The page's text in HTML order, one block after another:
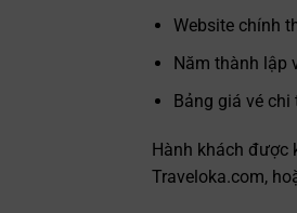
Website chính
Năm thành lập
Bảng giá vé
Hành khách được
Traveloka.com,